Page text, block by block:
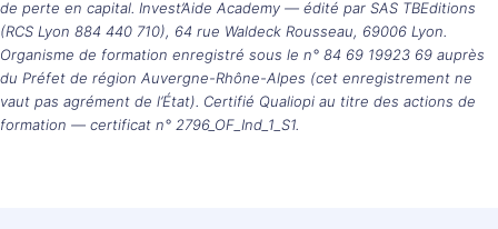
de perte en capital. Invest’Aide Academy — édité par SAS TBEditions
(RCS Lyon 884 440 710), 64 rue Waldeck Rousseau, 69006 Lyon.
Organisme de formation enregistré sous le n° 84 69 19923 69 auprès
du Préfet de région Auvergne-Rhône-Alpes (cet enregistrement ne
vaut pas agrément de l’État). Certifié Qualiopi au titre des actions de
formation — certificat n° 2796_OF_Ind_1_S1.